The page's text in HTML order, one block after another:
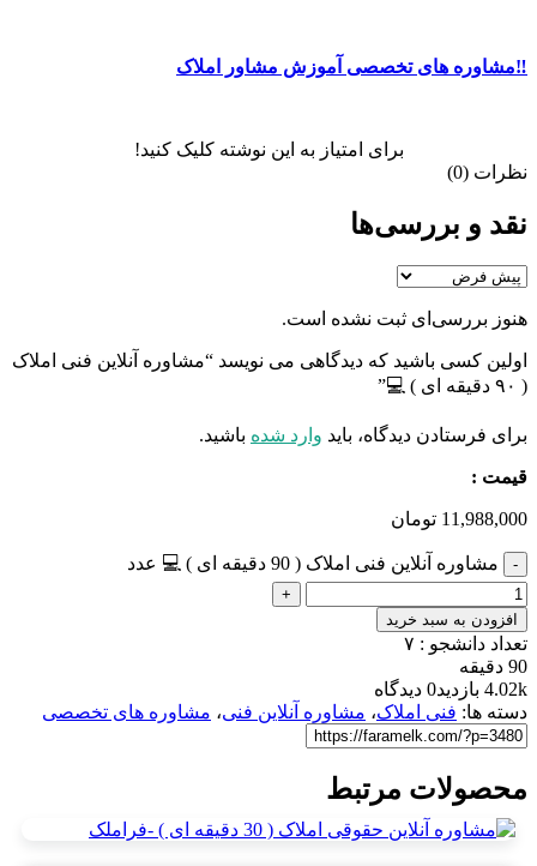
‼️مشاوره های تخصصی آموزش مشاور املاک
برای امتیاز به این نوشته کلیک کنید!
نظرات (0)
نقد و بررسی‌ها
هنوز بررسی‌ای ثبت نشده است.
اولین کسی باشید که دیدگاهی می نویسد “مشاوره آنلاین فنی املاک
( ۹۰ دقیقه ای ) 💻”
برای فرستادن دیدگاه، باید وارد شده باشید.
قیمت :
11,988,000 تومان
مشاوره آنلاین فنی املاک ( 90 دقیقه ای ) 💻 عدد
افزودن به سبد خرید
تعداد دانشجو : ۷
90 دقیقه
4.02k بازدید
0 دیدگاه
دسته ها: فنی املاک، مشاوره آنلاین فنی، مشاوره های تخصصی
محصولات مرتبط